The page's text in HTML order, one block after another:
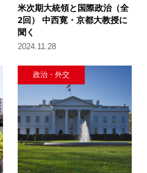
米次期大統領と国際政治（全
2回） 中西寛・京都大教授に
聞く
2024.11.28
政治・外交